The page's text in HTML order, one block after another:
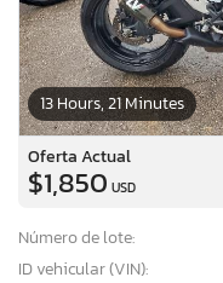
13 Hours, 21 Minutes
Oferta Actual
$1,850 USD
Número de lote:
ID vehicular (VIN):